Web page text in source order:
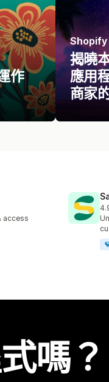
作
Shopify
揭曉
應用
商家
access
共
嗎？